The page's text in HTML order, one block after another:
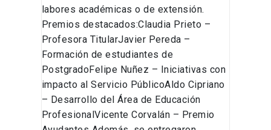
labores académicas o de extensión.
Premios destacados:Claudia Prieto –
Profesora TitularJavier Pereda –
Formación de estudiantes de
PostgradoFelipe Nuñez – Iniciativas con
impacto al Servicio PúblicoAldo Cipriano
– Desarrollo del Área de Educación
ProfesionalVicente Corvalán – Premio